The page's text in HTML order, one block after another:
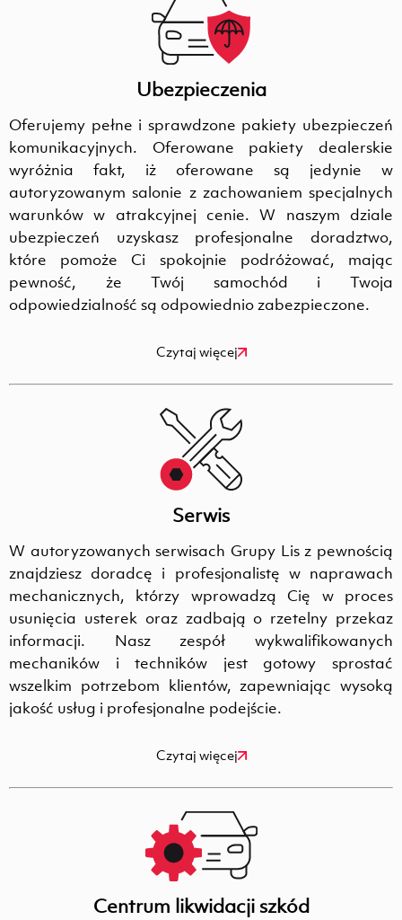
Ubezpieczenia
Oferujemy pełne i sprawdzone pakiety ubezpieczeń
komunikacyjnych. Oferowane pakiety dealerskie
wyróżnia fakt, iż oferowane są jedynie w
autoryzowanym salonie z zachowaniem specjalnych
warunków w atrakcyjnej cenie. W naszym dziale
ubezpieczeń uzyskasz profesjonalne doradztwo,
które pomoże Ci spokojnie podróżować, mając
pewność, że Twój samochód i Twoja
odpowiedzialność są odpowiednio zabezpieczone.
Czytaj więcej
Serwis
W autoryzowanych serwisach Grupy Lis z pewnością
znajdziesz doradcę i profesjonalistę w naprawach
mechanicznych, którzy wprowadzą Cię w proces
usunięcia usterek oraz zadbają o rzetelny przekaz
informacji. Nasz zespół wykwalifikowanych
mechaników i techników jest gotowy sprostać
wszelkim potrzebom klientów, zapewniając wysoką
jakość usług i profesjonalne podejście.
Czytaj więcej
Centrum likwidacji szkód